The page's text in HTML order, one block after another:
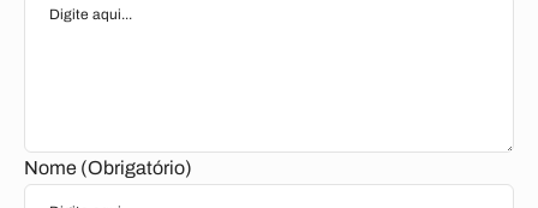
Nome (Obrigatório)